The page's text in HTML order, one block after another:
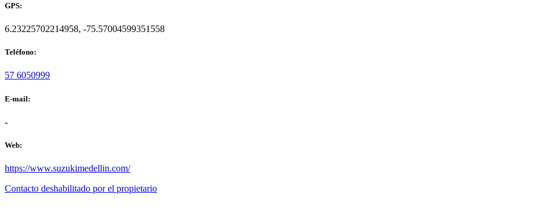
GPS:
6.23225702214958, -75.57004599351558
Teléfono:
57 6050999
E-mail:
-
Web:
https://www.suzukimedellin.com/
Contacto deshabilitado por el propietario